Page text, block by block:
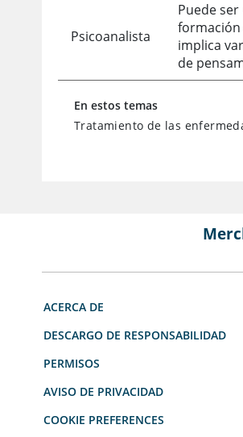
Psicoanalista
Puede
formación
implica
de
En estos temas
Tratamiento de las
ACERCA DE
DESCARGO DE RESPONSABILIDAD
PERMISOS
AVISO DE PRIVACIDAD
COOKIE PREFERENCES